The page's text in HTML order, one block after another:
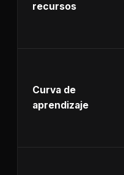
recursos
Curva de
aprendizaje